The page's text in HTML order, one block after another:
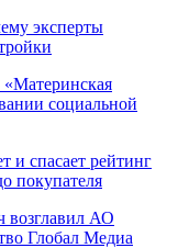
эксперты
социальной
и спасает рейтинг
покупателя
возглавил АО
Глобал Медиа